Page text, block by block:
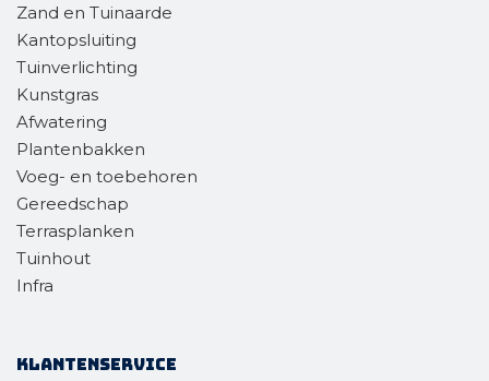
Zand en Tuinaarde
Kantopsluiting
Tuinverlichting
Kunstgras
Afwatering
Plantenbakken
Voeg- en toebehoren
Gereedschap
Terrasplanken
Tuinhout
Infra
Klantenservice